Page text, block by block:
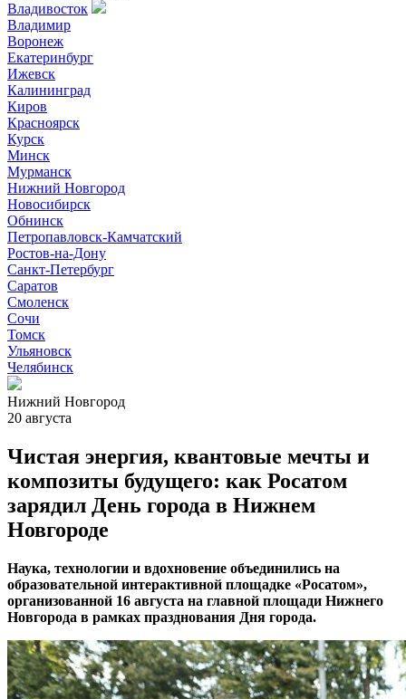
Владивосток
Владимир
Воронеж
Екатеринбург
Ижевск
Калининград
Киров
Красноярск
Курск
Минск
Мурманск
Нижний Новгород
Новосибирск
Обнинск
Петропавловск-Камчатский
Ростов-на-Дону
Санкт-Петербург
Саратов
Смоленск
Сочи
Томск
Ульяновск
Челябинск
Нижний Новгород
20 августа
Чистая энергия, квантовые мечты и
композиты будущего: как Росатом
зарядил День города в Нижнем
Новгороде
Наука, технологии и вдохновение объединились на
образовательной интерактивной площадке «Росатом»,
организованной 16 августа на главной площади Нижнего
Новгорода в рамках празднования Дня города.